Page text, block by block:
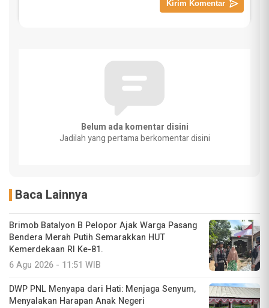
Belum ada komentar disini
Jadilah yang pertama berkomentar disini
Baca Lainnya
Brimob Batalyon B Pelopor Ajak Warga Pasang
Bendera Merah Putih Semarakkan HUT
Kemerdekaan RI Ke-81.
6 Agu 2026 - 11:51 WIB
DWP PNL Menyapa dari Hati: Menjaga Senyum,
Menyalakan Harapan Anak Negeri